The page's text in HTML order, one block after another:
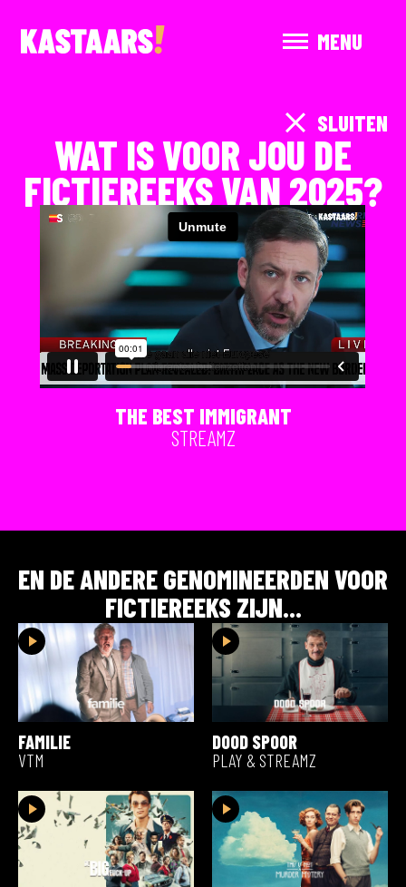
MENU
SLUITEN
WAT IS VOOR JOU DE
FICTIEREEKS VAN 2025?
THE BEST IMMIGRANT
STREAMZ
EN DE ANDERE GENOMINEERDEN VOOR
FICTIEREEKS ZIJN...
FAMILIE
VTM
DOOD SPOOR
PLAY & STREAMZ